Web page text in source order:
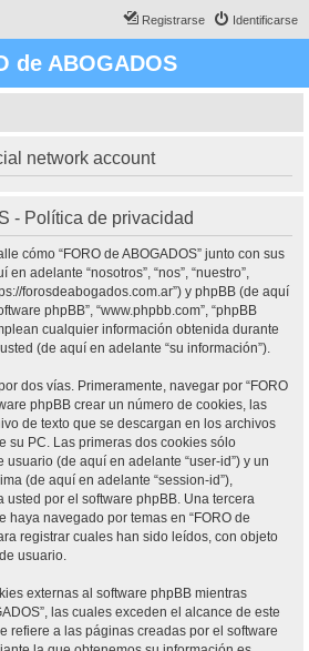
Identificarse
Registrarse
de ABOGADOS
network account
- Política de privacidad
cómo “FORO de ABOGADOS” junto con sus
adelante “nosotros”, “nos”, “nuestro”,
forosdeabogados.com.ar”) y phpBB (de aquí
phpBB”, “www.phpbb.com”, “phpBB
cualquier información obtenida durante
(de aquí en adelante “su información”).
dos vías. Primeramente, navegar por “FORO
phpBB crear un número de cookies, las
de texto que se descargan en los archivos
su PC. Las primeras dos cookies sólo
(de aquí en adelante “user-id”) y un
(de aquí en adelante “session-id”),
usted por el software phpBB. Una tercera
haya navegado por temas en “FORO de
registrar cuales han sido leídos, con objeto
usuario.
externas al software phpBB mientras
las cuales exceden el alcance de este
refiere a las páginas creadas por el software